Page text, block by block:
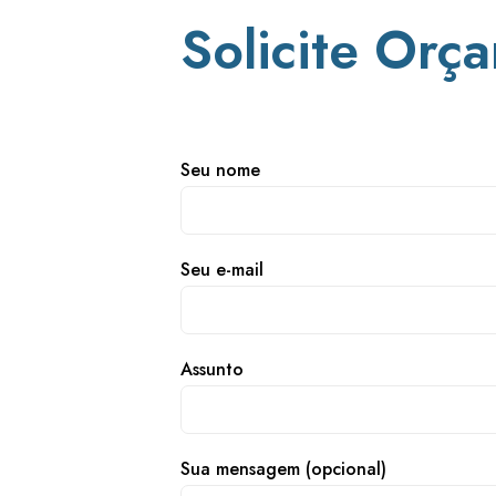
Solicite
Seu nome
Seu e-mail
Assunto
Sua mensagem (opcional)